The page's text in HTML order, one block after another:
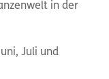
in der
Juli und